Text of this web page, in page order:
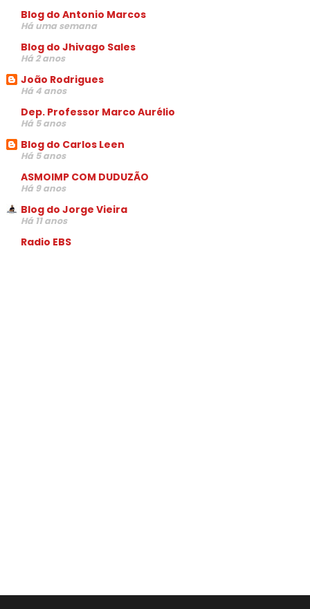
Blog do Antonio Marcos
Há uma semana
Blog do Jhivago Sales
Há 2 anos
João Rodrigues
Há 4 anos
Dep. Professor Marco Aurélio
Há 5 anos
Blog do Carlos Leen
Há 5 anos
ASMOIMP COM DUDUZÃO
Há 9 anos
Blog do Jorge Vieira
Há 11 anos
Radio EBS